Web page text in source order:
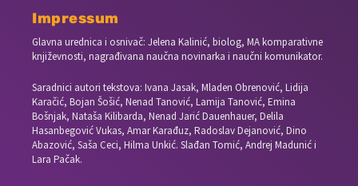
Impressum
Glavna urednica i osnivač: Jelena Kalinić, biolog, MA komparativne
književnosti, nagrađivana naučna novinarka i naučni komunikator.
Saradnici autori tekstova: Ivana Jasak, Mladen Obrenović, Lidija
Karačić, Bojan Šošić, Nenad Tanović, Lamija Tanović, Emina
Bošnjak, Nataša Kilibarda, Nenad Jarić Dauenhauer, Delila
Hasanbegović Vukas, Amar Karađuz, Radoslav Dejanović, Dino
Abazović, Saša Ceci, Hilma Unkić. Slađan Tomić, Andrej Madunić i
Lara Pačak.